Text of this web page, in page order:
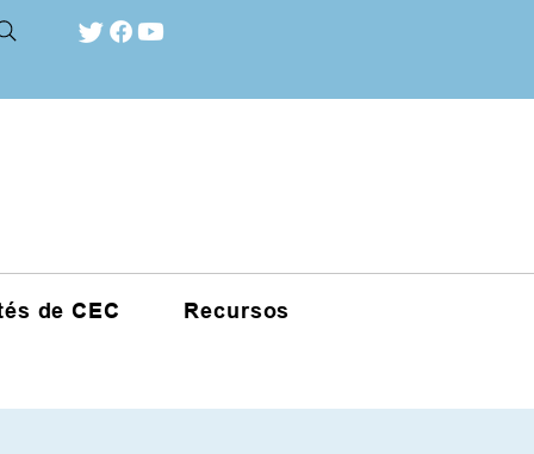
de CEC Recursos